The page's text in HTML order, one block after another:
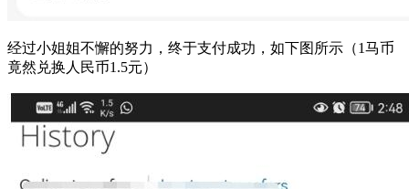
经过小姐姐不懈的努力，终于支付成功，如下图所示（1马币
竟然兑换人民币1.5元）